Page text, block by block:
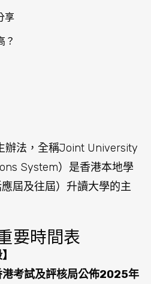
享
？
辦法，全稱Joint University
System）是香港本地學
屆及往屆）升讀大學的主
要時間表
考試及評核局公佈2025年